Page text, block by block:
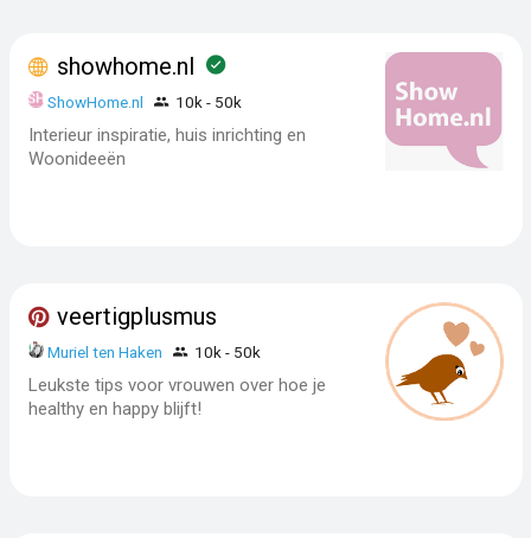
showhome.nl
ShowHome.nl 10k - 50k
Interieur inspiratie, huis inrichting en
Woonideeën
veertigplusmus
Muriel ten Haken 10k - 50k
Leukste tips voor vrouwen over hoe je
healthy en happy blijft!